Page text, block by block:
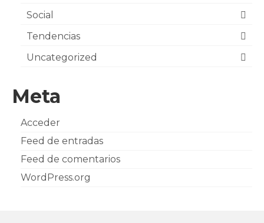
Social
Tendencias
Uncategorized
Meta
Acceder
Feed de entradas
Feed de comentarios
WordPress.org